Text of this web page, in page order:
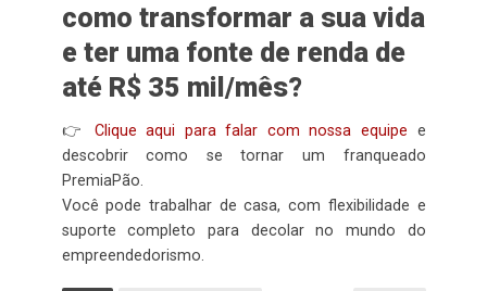
como transformar a sua vida
e ter uma fonte de renda de
até R$ 35 mil/mês?
👉 Clique aqui para falar com nossa equipe e
descobrir como se tornar um franqueado
PremiaPão.
Você pode trabalhar de casa, com flexibilidade e
suporte completo para decolar no mundo do
empreendedorismo.